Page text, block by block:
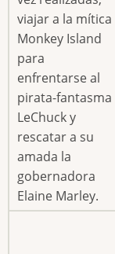
viajar a la mítica
Monkey Island
para
enfrentarse al
pirata-fantasma
LeChuck y
rescatar a su
amada la
gobernadora
Elaine Marley.